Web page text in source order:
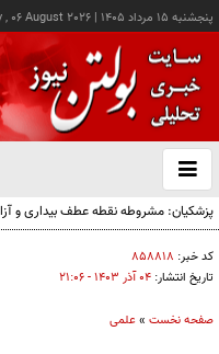
پنجشنبه ۱۵ مرداد ۱۴۰۵ |
06 August 2026
باز
و
کد خبر: ۸۵۸۸۱۸
تاریخ انتشار: ۰۴ آذر ۱۴۰۳ - ۲۱:۰۶
صفحه نخست »علمی